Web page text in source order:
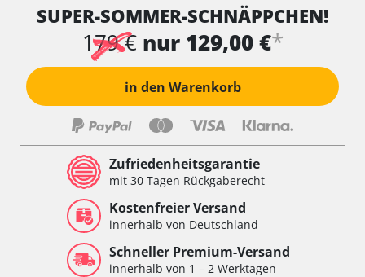
SUPER-SOMMER-SCHNÄPPCHEN!
179 € nur 129,00 €*
in den Warenkorb
Zufriedenheitsgarantie
mit 30 Tagen Rückgaberecht
Kostenfreier Versand
innerhalb von Deutschland
Schneller Premium-Versand
innerhalb von 1 – 2 Werktagen